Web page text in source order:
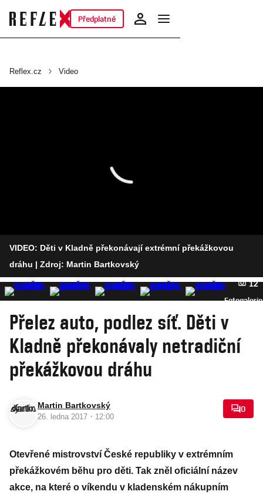
Předplatné
Reflex.cz Video
VIDEO: Děti v Kladně překonávají extrémní překážkovou
dráhu | Zdroj: Martin Bartkovský
12
Fotogalerie
Přelez auto, podlez síť. Děti v
Kladně překonávaly netradiční
překážkovou dráhu
Martin Bartkovský
26. ledna 2017 · 12:00
0
Otevřené mistrovství České republiky v extrémním
překážkovém běhu pro děti. Tak zněl oficiální název
akce, na které o víkendu v kladenském nákupním